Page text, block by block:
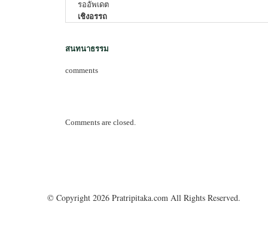
รออัพเดต
เชิงอรรถ
สนทนาธรรม
comments
Comments are closed.
© Copyright 2026 Pratripitaka.com All Rights Reserved.